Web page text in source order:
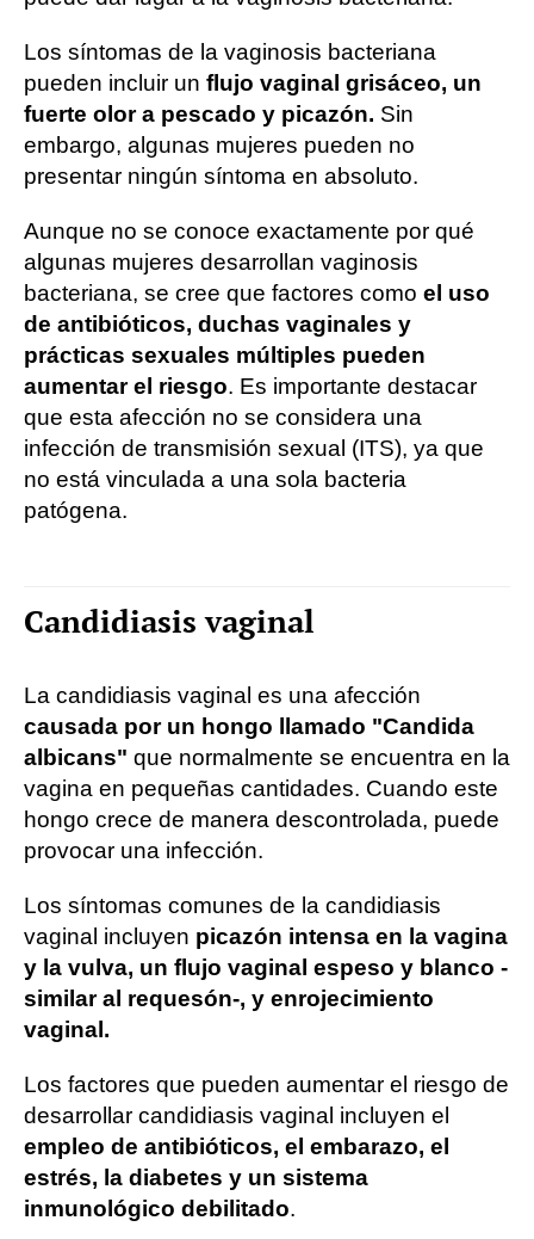
Los síntomas de la vaginosis bacteriana
pueden incluir un flujo vaginal grisáceo, un
fuerte olor a pescado y picazón. Sin
embargo, algunas mujeres pueden no
presentar ningún síntoma en absoluto.
Aunque no se conoce exactamente por qué
algunas mujeres desarrollan vaginosis
bacteriana, se cree que factores como el uso
de antibióticos, duchas vaginales y
prácticas sexuales múltiples pueden
aumentar el riesgo. Es importante destacar
que esta afección no se considera una
infección de transmisión sexual (ITS), ya que
no está vinculada a una sola bacteria
patógena.
Candidiasis vaginal
La candidiasis vaginal es una afección
causada por un hongo llamado "Candida
albicans" que normalmente se encuentra en la
vagina en pequeñas cantidades. Cuando este
hongo crece de manera descontrolada, puede
provocar una infección.
Los síntomas comunes de la candidiasis
vaginal incluyen picazón intensa en la vagina
y la vulva, un flujo vaginal espeso y blanco -
similar al requesón-, y enrojecimiento
vaginal.
Los factores que pueden aumentar el riesgo de
desarrollar candidiasis vaginal incluyen el
empleo de antibióticos, el embarazo, el
estrés, la diabetes y un sistema
inmunológico debilitado.